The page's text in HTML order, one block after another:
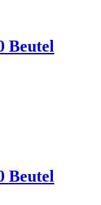
Beutel
Beutel